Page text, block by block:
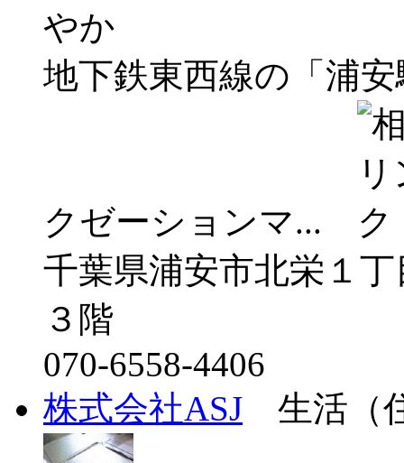
地下鉄東西線の「浦
クゼーションマ...
千葉県浦安市北栄１
３階
070-6558-4406
株式会社ASJ 生活（